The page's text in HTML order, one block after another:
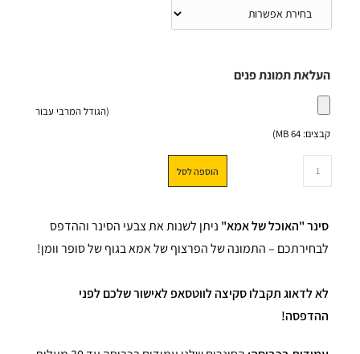
העלאת תמונת פנים
(הגודל המרבי עבור
קבצים: 64 MB)
הוספה לסל
סינר "האוכל של אמא" ניתן לשנות את צבעי הסינר וההדפס
לבחירתכם – התמונה של הפרצוף של אמא בגוף של סופר וומן!
לא לדאוג תקבלו סקיצה לווטסאפ לאישור שלכם לפני
ההדפסה!